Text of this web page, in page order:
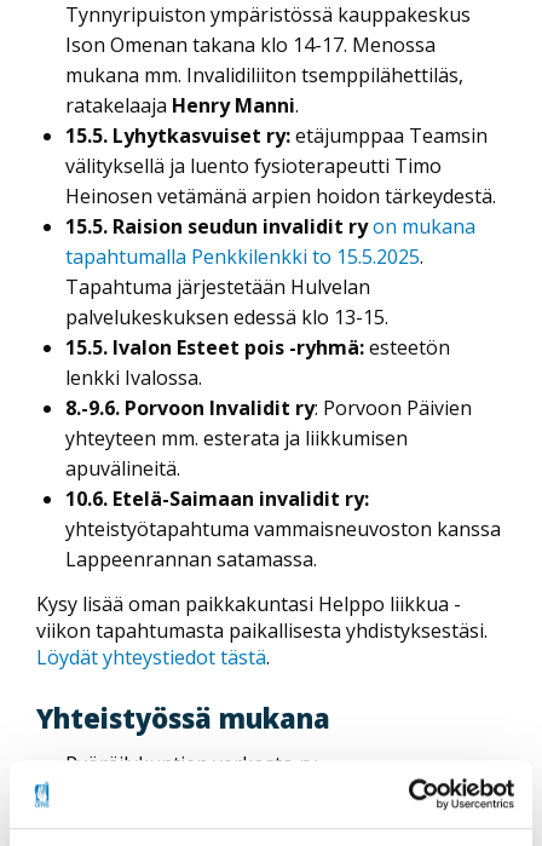
Tynnyripuiston ympäristössä kauppakeskus
Ison Omenan takana klo 14-17. Menossa
mukana mm. Invalidiliiton tsemppilähettiläs,
ratakelaaja Henry Manni.
15.5. Lyhytkasvuiset ry:etäjumppaa Teamsin
välityksellä ja luento fysioterapeutti Timo
Heinosen vetämänä arpien hoidon tärkeydestä.
15.5. Raision seudun invalidit ryon mukana
tapahtumalla Penkkilenkki to 15.5.2025.
Tapahtuma järjestetään Hulvelan
palvelukeskuksen edessä klo 13-15.
15.5. Ivalon Esteet pois -ryhmä:esteetön
lenkki Ivalossa.
8.-9.6. Porvoon Invalidit ry: Porvoon Päivien
yhteyteen mm. esterata ja liikkumisen
apuvälineitä.
10.6. Etelä-Saimaan invalidit ry:
yhteistyötapahtuma vammaisneuvoston kanssa
Lappeenrannan satamassa.
Kysy lisää oman paikkakuntasi Helppo liikkua -
viikon tapahtumasta paikallisesta yhdistyksestäsi.
Löydät yhteystiedot tästä.
Yhteistyössä mukana
Pyöräilykuntien verkosto ry